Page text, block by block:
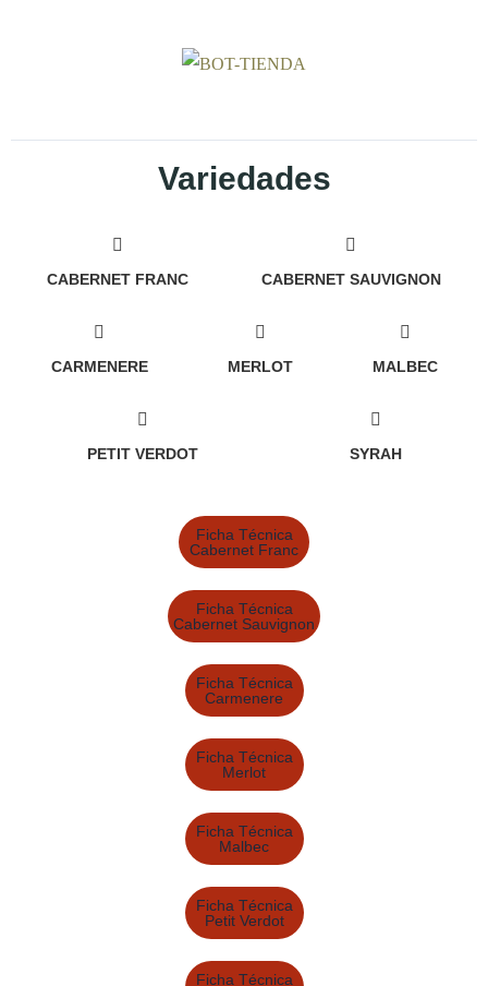
Variedades
CABERNET FRANC CABERNET SAUVIGNON
CARMENERE MERLOT MALBEC
PETIT VERDOT SYRAH
Ficha Técnica
Cabernet Franc
Ficha Técnica
Cabernet Sauvignon
Ficha Técnica
Carmenere
Ficha Técnica
Merlot
Ficha Técnica
Malbec
Ficha Técnica
Petit Verdot
Ficha Técnica